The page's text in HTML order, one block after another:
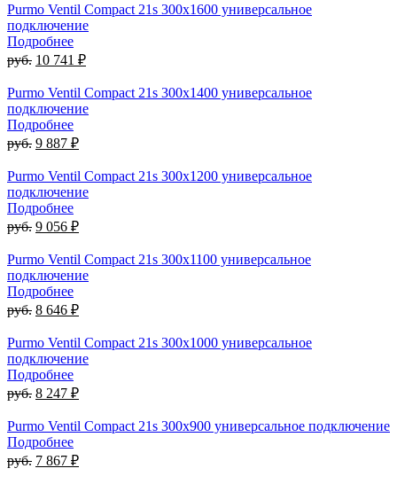
Purmo Ventil Compact 21s 300х1600 универсальное
подключение
Подробнее
руб. 10 741 ₽
Purmo Ventil Compact 21s 300х1400 универсальное
подключение
Подробнее
руб. 9 887 ₽
Purmo Ventil Compact 21s 300х1200 универсальное
подключение
Подробнее
руб. 9 056 ₽
Purmo Ventil Compact 21s 300х1100 универсальное
подключение
Подробнее
руб. 8 646 ₽
Purmo Ventil Compact 21s 300х1000 универсальное
подключение
Подробнее
руб. 8 247 ₽
Purmo Ventil Compact 21s 300х900 универсальное подключение
Подробнее
руб. 7 867 ₽